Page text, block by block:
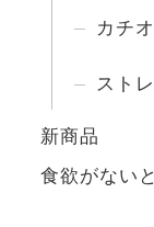
カチ
スト
新商品
食欲がない